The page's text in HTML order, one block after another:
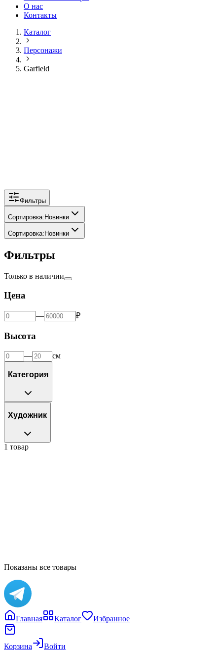
О нас
Контакты
Каталог
Персонажи
Garfield
Фильтры
Сортировка: Новинки
Сортировка: Новинки
Фильтры
Только в наличии
Цена
— ₽
Высота
— см
Категория
Художник
1 товар
Показаны все товары
Главная Каталог Избранное
Корзина Войти